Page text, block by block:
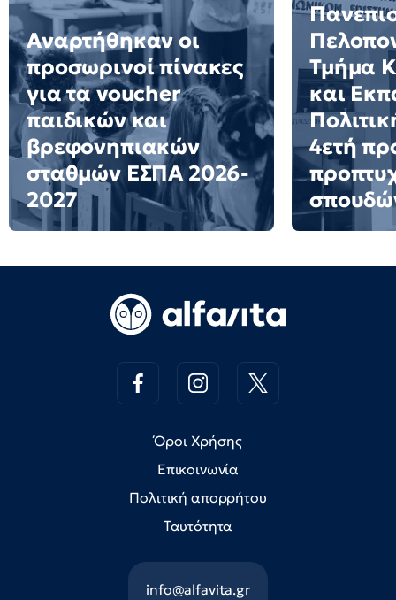
Αναρτήθηκαν οι
προσωρινοί πίνακες
για τα voucher
παιδικών και
βρεφονηπιακών
σταθμών ΕΣΠΑ 2026-
2027
Τμήμα
και
4ετή
Όροι Χρήσης
Επικοινωνία
Πολιτική απορρήτου
Ταυτότητα
info@alfavita.gr